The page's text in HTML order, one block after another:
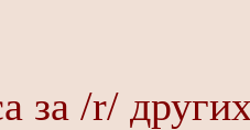
за /r/